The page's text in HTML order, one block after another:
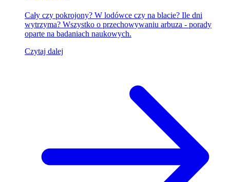
Cały czy pokrojony? W lodówce czy na blacie? Ile dni
wytrzyma? Wszystko o przechowywaniu arbuza - porady
oparte na badaniach naukowych.
Czytaj dalej